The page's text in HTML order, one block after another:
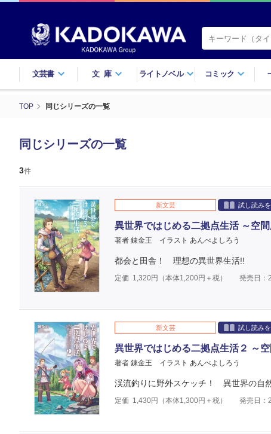
文芸書 文庫 ライトノベル コミック
TOP 同じシリーズの一覧
同じシリーズの一覧
3件
新文芸 試し読み
異世界ではじめる二拠点生活 ～空
著者 錬金王 イラスト あんべよしろう
都会と田舎！ 理想の異世界生活!!
定価 1,320円（本体1,200円＋税） 発売日：
新文芸 試し読み
異世界ではじめる二拠点生活２ ～
著者 錬金王 イラスト あんべよしろう
渓流釣りに野外スケッチ！ 異世界の自
定価 1,430円（本体1,300円＋税） 発売日：